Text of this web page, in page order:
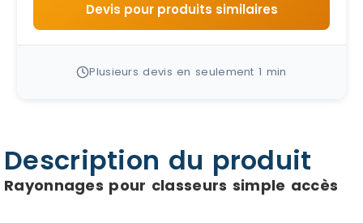
Devis pour produits similaires
Plusieurs devis en seulement 1 min
Description du produit
Rayonnages pour classeurs simple accès